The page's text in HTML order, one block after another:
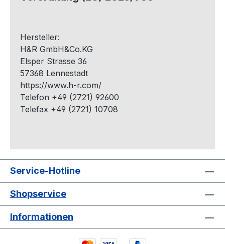
Hersteller:
H&R GmbH&Co.KG
Elsper Strasse 36
57368 Lennestadt
https://www.h-r.com/
Telefon +49 (2721) 92600
Telefax +49 (2721) 10708
Service-Hotline
Shopservice
Informationen